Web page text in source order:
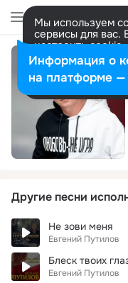
Мы используем
сервисы для вас.
настроить
представитель.
Разрешить все
Другие песни
Не зови меня
Евгений Путилов
Блеск твоих
Евгений Путилов
Информация о
на платформе —